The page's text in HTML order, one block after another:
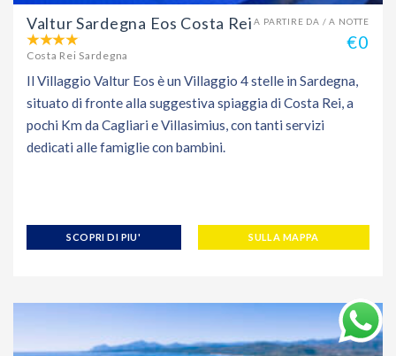
A PARTIRE DA / A NOTTE
€0
Valtur Sardegna Eos Costa Rei
Costa Rei Sardegna
Il Villaggio Valtur Eos è un Villaggio 4 stelle in Sardegna,
situato di fronte alla suggestiva spiaggia di Costa Rei, a
pochi Km da Cagliari e Villasimius, con tanti servizi
dedicati alle famiglie con bambini.
SCOPRI DI PIU' SULLA MAPPA